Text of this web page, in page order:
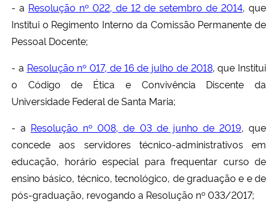
- a Resolução nº 022, de 12 de setembro de 2014, que
Institui o Regimento Interno da Comissão Permanente de
Pessoal Docente;
- a Resolução nº 017, de 16 de julho de 2018, que Institui
o Código de Ética e Convivência Discente da
Universidade Federal de Santa Maria;
- a Resolução nº 008, de 03 de junho de 2019, que
concede aos servidores técnico-administrativos em
educação, horário especial para frequentar curso de
ensino básico, técnico, tecnológico, de graduação e e de
pós-graduação, revogando a Resolução nº 033/2017;